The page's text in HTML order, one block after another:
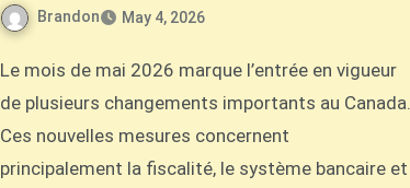
Brandon May 4, 2026
Le mois de mai 2026 marque l’entrée en vigueur
de plusieurs changements importants au Canada.
Ces nouvelles mesures concernent
principalement la fiscalité, le système bancaire et